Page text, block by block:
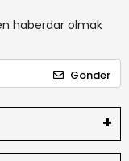
haberdar olmak
Gönder